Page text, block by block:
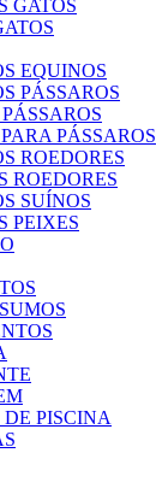
GATOS
EQUINOS
PÁSSAROS
PÁSSAROS
ROEDORES
ROEDORES
SUÍNOS
PEIXES
PISCINA